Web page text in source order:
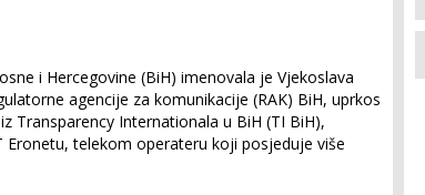
i Hercegovine (BiH) imenovala je Vjekoslava
agencije za komunikacije (RAK) BiH, uprkos
Transparency Internationala u BiH (TI BiH),
Eronetu, telekom operateru koji posjeduje više